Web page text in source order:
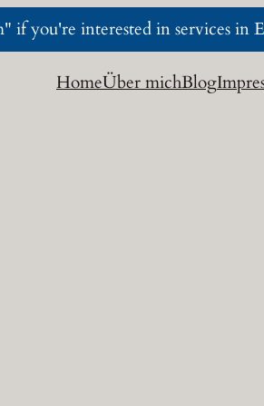
if you're interested in services in
HomeÜber michBlog